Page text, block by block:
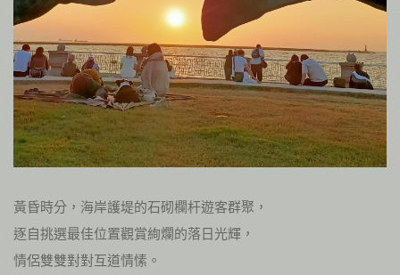
黃昏時分，海岸護堤的石砌欄杆遊客群聚，
逐自挑選最佳位置觀賞絢爛的落日光輝，
情侶雙雙對對互道情愫。